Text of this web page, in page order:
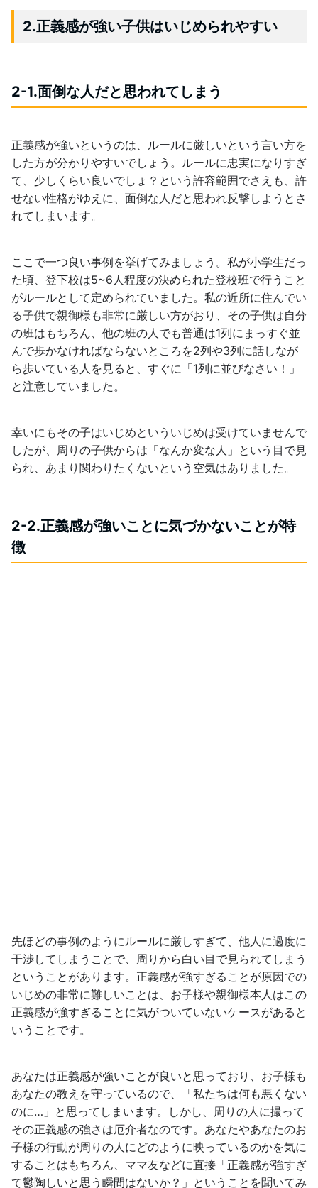
2.正義感が強い子供はいじめられやすい
2-1.面倒な人だと思われてしまう
正義感が強いというのは、ルールに厳しいという言い方を
した方が分かりやすいでしょう。ルールに忠実になりすぎ
て、少しくらい良いでしょ？という許容範囲でさえも、許
せない性格がゆえに、面倒な人だと思われ反撃しようとさ
れてしまいます。
ここで一つ良い事例を挙げてみましょう。私が小学生だっ
た頃、登下校は5~6人程度の決められた登校班で行うこと
がルールとして定められていました。私の近所に住んでい
る子供で親御様も非常に厳しい方がおり、その子供は自分
の班はもちろん、他の班の人でも普通は1列にまっすぐ並
んで歩かなければならないところを2列や3列に話しなが
ら歩いている人を見ると、すぐに「1列に並びなさい！」
と注意していました。
幸いにもその子はいじめといういじめは受けていませんで
したが、周りの子供からは「なんか変な人」という目で見
られ、あまり関わりたくないという空気はありました。
2-2.正義感が強いことに気づかないことが特
徴
先ほどの事例のようにルールに厳しすぎて、他人に過度に
干渉してしまうことで、周りから白い目で見られてしまう
ということがあります。正義感が強すぎることが原因での
いじめの非常に難しいことは、お子様や親御様本人はこの
正義感が強すぎることに気がついていないケースがあると
いうことです。
あなたは正義感が強いことが良いと思っており、お子様も
あなたの教えを守っているので、「私たちは何も悪くない
のに…」と思ってしまいます。しかし、周りの人に撮って
その正義感の強さは厄介者なのです。あなたやあなたのお
子様の行動が周りの人にどのように映っているのかを気に
することはもちろん、ママ友などに直接「正義感が強すぎ
て鬱陶しいと思う瞬間はないか？」ということを聞いてみ